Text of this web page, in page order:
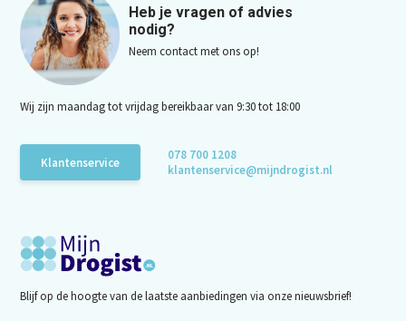
Heb je vragen of advies
nodig?
Neem contact met ons op!
Wij zijn maandag tot vrijdag bereikbaar van 9:30 tot 18:00
Klantenservice
078 700 1208
klantenservice@mijndrogist.nl
Blijf op de hoogte van de laatste aanbiedingen via onze nieuwsbrief!